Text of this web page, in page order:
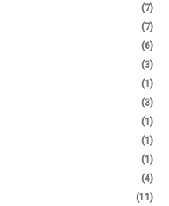
(7)
(7)
(6)
(3)
(1)
(3)
(1)
(1)
(1)
(4)
(11)